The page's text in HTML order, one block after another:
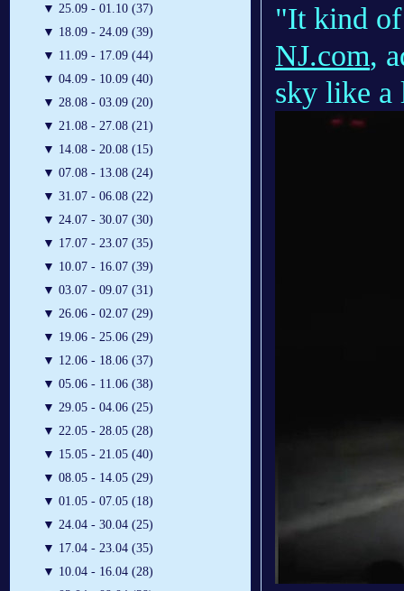
▼ 25.09 - 01.10 (37)
▼ 18.09 - 24.09 (39)
▼ 11.09 - 17.09 (44)
▼ 04.09 - 10.09 (40)
▼ 28.08 - 03.09 (20)
▼ 21.08 - 27.08 (21)
▼ 14.08 - 20.08 (15)
▼ 07.08 - 13.08 (24)
▼ 31.07 - 06.08 (22)
▼ 24.07 - 30.07 (30)
▼ 17.07 - 23.07 (35)
▼ 10.07 - 16.07 (39)
▼ 03.07 - 09.07 (31)
▼ 26.06 - 02.07 (29)
▼ 19.06 - 25.06 (29)
▼ 12.06 - 18.06 (37)
▼ 05.06 - 11.06 (38)
▼ 29.05 - 04.06 (25)
▼ 22.05 - 28.05 (28)
▼ 15.05 - 21.05 (40)
▼ 08.05 - 14.05 (29)
▼ 01.05 - 07.05 (18)
▼ 24.04 - 30.04 (25)
▼ 17.04 - 23.04 (35)
▼ 10.04 - 16.04 (28)
"It kind
NJ.com,
sky like a